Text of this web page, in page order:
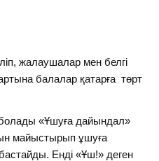
жалаушалар мен белгі
балалар қатарға төрт
болады «Ұшуға дайындал»
майыстырып ұшуға
Енді «Ұш!» деген